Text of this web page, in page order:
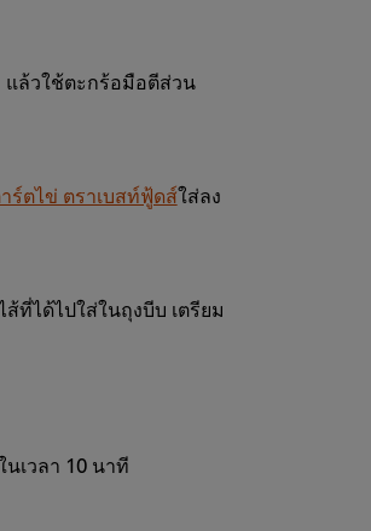
แล้วใช้ตะกร้อมือตีส่วน
ร์ตไข่ ตราเบสท์ฟู้ดส์ใส่ลง
ที่ได้ไปใส่ในถุงบีบ เตรียม
เวลา 10 นาที